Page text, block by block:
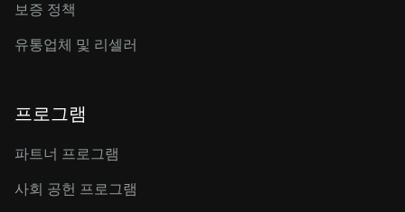
보증 정책
유통업체 및 리셀러
프로그램
파트너 프로그램
사회 공헌 프로그램